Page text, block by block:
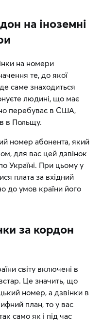
на іноземні
на номери
те, до якої
саме знаходиться
людині, що має
перебуває в США,
в Польщу.
номер абонента, який
для вас цей дзвінок
Україні. При цьому у
плата за вхідний
до умов країни його
за кордон
світу включені в
Це значить, що
номер, а дзвінки в
план, то у вас
само як і під час